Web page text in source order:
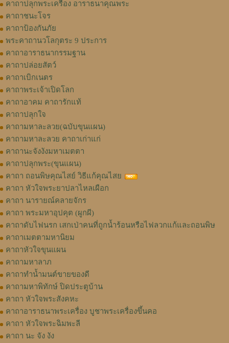
คาถาปลุกพระเครื่อง อาราธนาคุณพระ
คาถาชนะโจร
คาถาป้องกันภัย
พระคาถานวโลกุตระ 9 ประการ
คาถาอาราธนากรรมฐาน
คาถาปล่อยสัตว์
คาถาเบิกเนตร
คาถาพระเจ้าเปิดโลก
คาถาอาคม คาถารักแท้
คาถาปลุกใจ
คาถามหาละลวย(ฉบับขุนแผน)
คาถามหาละลวย คาถาเก่าแก่
คาถานะจังงังมหาเมตตา
คาถาปลุกพระ(ขุนแผน)
คาถา ถอนพิษคุณไสย์ วิธีแก้คุณไสย
คาถา หัวใจพระยาปลาไหลเผือก
คาถา นารายณ์คลายจักร
คาถา พระมหาอุปคุต (ผูกผี)
คาถาดับไฟนรก เสกเป่าคนที่ถูกน้ำร้อนหรือไฟลวกแก้และถอนพิษ
คาถาเมตตามหานิยม
คาถาหัวใจขุนแผน
คาถามหาลาภ
คาถาทำน้ำมนต์ขายของดี
คาถามหาพิทักษ์ ปิดประตูบ้าน
คาถา หัวใจพระสังคหะ
คาถาอาราธนาพระเครื่อง บูชาพระเครื่องขึ้นคอ
คาถา หัวใจพระฉิมพะลี
คาถา นะ จัง งัง